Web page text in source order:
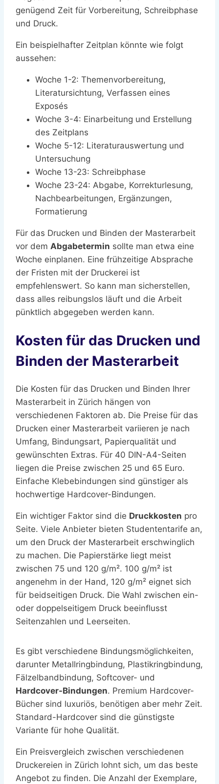
genügend Zeit für Vorbereitung, Schreibphase
und Druck.
Ein beispielhafter Zeitplan könnte wie folgt
aussehen:
Woche 1-2: Themenvorbereitung,
Literatursichtung, Verfassen eines
Exposés
Woche 3-4: Einarbeitung und Erstellung
des Zeitplans
Woche 5-12: Literaturauswertung und
Untersuchung
Woche 13-23: Schreibphase
Woche 23-24: Abgabe, Korrekturlesung,
Nachbearbeitungen, Ergänzungen,
Formatierung
Für das Drucken und Binden der Masterarbeit
vor dem Abgabetermin sollte man etwa eine
Woche einplanen. Eine frühzeitige Absprache
der Fristen mit der Druckerei ist
empfehlenswert. So kann man sicherstellen,
dass alles reibungslos läuft und die Arbeit
pünktlich abgegeben werden kann.
Kosten für das Drucken und
Binden der Masterarbeit
Die Kosten für das Drucken und Binden Ihrer
Masterarbeit in Zürich hängen von
verschiedenen Faktoren ab. Die Preise für das
Drucken einer Masterarbeit variieren je nach
Umfang, Bindungsart, Papierqualität und
gewünschten Extras. Für 40 DIN-A4-Seiten
liegen die Preise zwischen 25 und 65 Euro.
Einfache Klebebindungen sind günstiger als
hochwertige Hardcover-Bindungen.
Ein wichtiger Faktor sind die Druckkosten pro
Seite. Viele Anbieter bieten Studententarife an,
um den Druck der Masterarbeit erschwinglich
zu machen. Die Papierstärke liegt meist
zwischen 75 und 120 g/m². 100 g/m² ist
angenehm in der Hand, 120 g/m² eignet sich
für beidseitigen Druck. Die Wahl zwischen ein-
oder doppelseitigem Druck beeinflusst
Seitenzahlen und Leerseiten.
Es gibt verschiedene Bindungsmöglichkeiten,
darunter Metallringbindung, Plastikringbindung,
Fälzelbandbindung, Softcover- und
Hardcover-Bindungen. Premium Hardcover-
Bücher sind luxuriös, benötigen aber mehr Zeit.
Standard-Hardcover sind die günstigste
Variante für hohe Qualität.
Ein Preisvergleich zwischen verschiedenen
Druckereien in Zürich lohnt sich, um das beste
Angebot zu finden. Die Anzahl der Exemplare,